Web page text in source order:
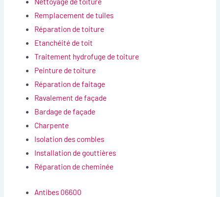
Remplacement de tuiles
Réparation de toiture
Etanchéité de toit
Traitement hydrofuge de toiture
Peinture de toiture
Réparation de faitage
Ravalement de façade
Bardage de façade
Charpente
Isolation des combles
Installation de gouttières
Réparation de cheminée
Antibes 06600